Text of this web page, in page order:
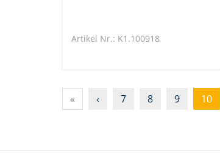
Artikel Nr.: K1.100918
« ‹ 7 8 9 10